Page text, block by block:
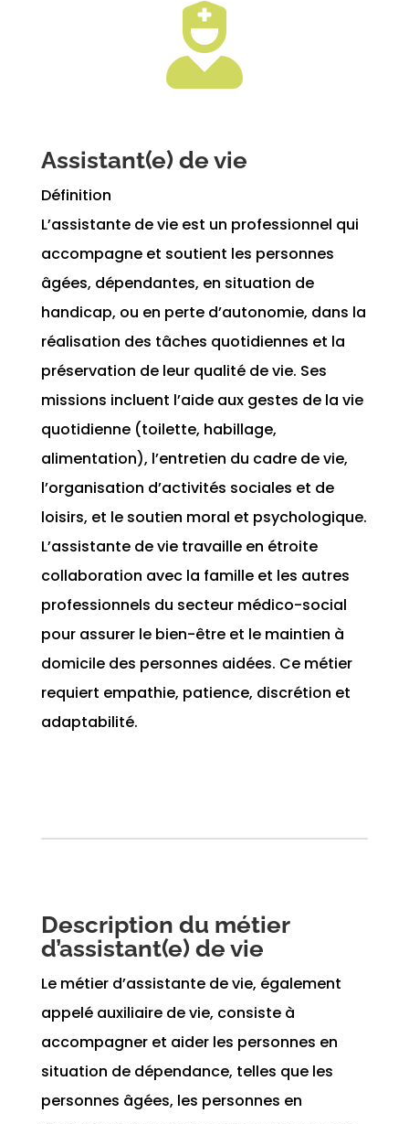

Assistant(e) de vie
Définition
L’assistante de vie est un professionnel qui
accompagne et soutient les personnes
âgées, dépendantes, en situation de
handicap, ou en perte d’autonomie, dans la
réalisation des tâches quotidiennes et la
préservation de leur qualité de vie. Ses
missions incluent l’aide aux gestes de la vie
quotidienne (toilette, habillage,
alimentation), l’entretien du cadre de vie,
l’organisation d’activités sociales et de
loisirs, et le soutien moral et psychologique.
L’assistante de vie travaille en étroite
collaboration avec la famille et les autres
professionnels du secteur médico-social
pour assurer le bien-être et le maintien à
domicile des personnes aidées. Ce métier
requiert empathie, patience, discrétion et
adaptabilité.
Description du métier
d’assistant(e) de vie
Le métier d’assistante de vie, également
appelé auxiliaire de vie, consiste à
accompagner et aider les personnes en
situation de dépendance, telles que les
personnes âgées, les personnes en